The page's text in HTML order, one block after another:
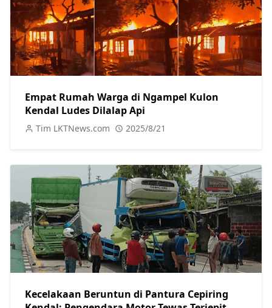
Empat Rumah Warga di Ngampel Kulon
Kendal Ludes Dilalap Api
Tim LKTNews.com 2025/8/21
Kecelakaan Beruntun di Pantura Cepiring